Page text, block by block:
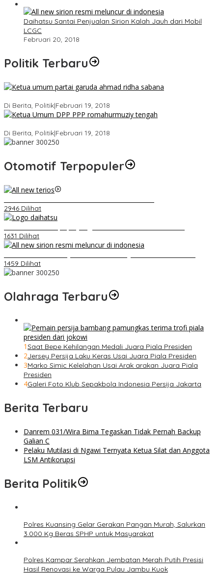
Daihatsu Santai Penjualan Sirion Kalah Jauh dari Mobil
LCGC
Februari 20, 2018
Politik Terbaru
Di Berita, Politik|Februari 19, 2018
Di Berita, Politik|Februari 19, 2018
Otomotif Terpopuler
2946 Dilihat
1631 Dilihat
1459 Dilihat
Olahraga Terbaru
1Saat Bepe Kehilangan Medali Juara Piala Presiden
2Jersey Persija Laku Keras Usai Juara Piala Presiden
3Marko Simic Kelelahan Usai Arak arakan Juara Piala
Presiden
4Galeri Foto Klub Sepakbola Indonesia Persija Jakarta
Berita Terbaru
Danrem 031/Wira Bima Tegaskan Tidak Pernah Backup
Galian C
Pelaku Mutilasi di Ngawi Ternyata Ketua Silat dan Anggota
LSM Antikorupsi
Berita Politik
Polres Kuansing Gelar Gerakan Pangan Murah, Salurkan
3.000 Kg Beras SPHP untuk Masyarakat
Polres Kampar Serahkan Jembatan Merah Putih Presisi
Hasil Renovasi ke Warga Pulau Jambu Kuok